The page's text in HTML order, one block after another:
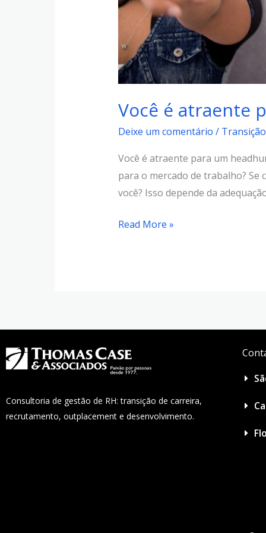
Você é atraente
Deixe um comentário /
Você é atraente para um
para o mercado de trabalho?
você? Isso depende da
Read More »
Consultoria de gestão de RH: transição de carreira,
recrutamento, outplacement e desenvolvimento.